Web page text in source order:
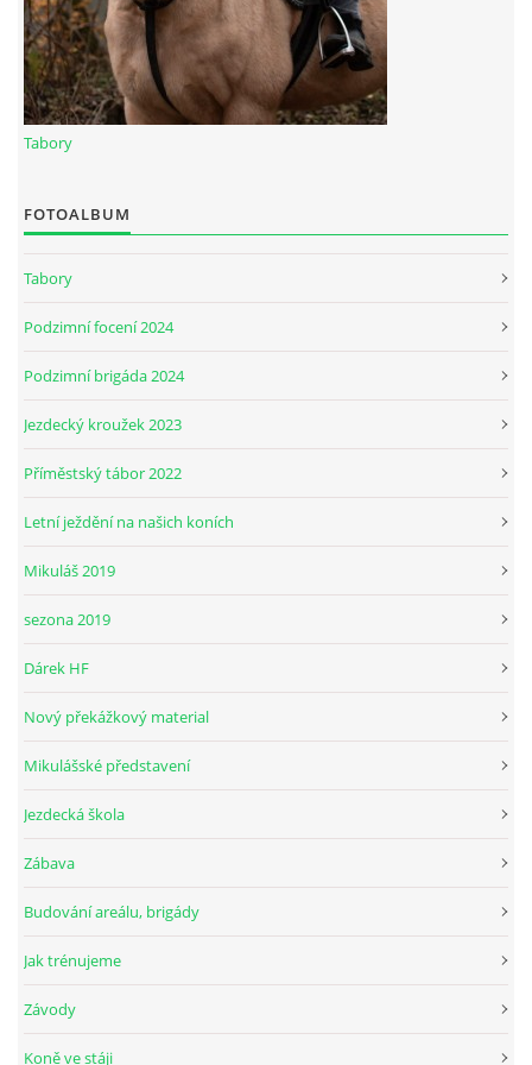
JARNÍ BRIGÁDA SE ODKLÁDÁ.
PÁTEČNÍ KROUŽEK " ŠKOLA JEZDECTVÍ " BUDE ZAHÁJEN
PODZIMNÍ BRIGÁDA 9.11.2024
ČLENOVÉ JK CABALLERO Z RYCHVALDU
PODZIMNÍ BRIGÁDA 4.10.2025
Tabory
FOTOALBUM
Tabory
Podzimní focení 2024
Podzimní brigáda 2024
Jezdecký kroužek 2023
Příměstský tábor 2022
Letní ježdění na našich koních
Mikuláš 2019
sezona 2019
Dárek HF
Nový překážkový material
Mikulášské představení
Jezdecká škola
Zábava
Budování areálu, brigády
Jak trénujeme
Závody
Koně ve stáji